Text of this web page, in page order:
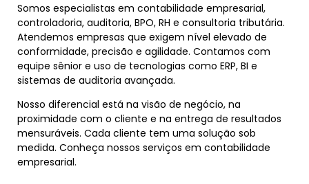
Somos especialistas em contabilidade empresarial,
controladoria, auditoria, BPO, RH e consultoria tributária.
Atendemos empresas que exigem nível elevado de
conformidade, precisão e agilidade. Contamos com
equipe sênior e uso de tecnologias como ERP, BI e
sistemas de auditoria avançada.
Nosso diferencial está na visão de negócio, na
proximidade com o cliente e na entrega de resultados
mensuráveis. Cada cliente tem uma solução sob
medida. Conheça nossos serviços em contabilidade
empresarial.